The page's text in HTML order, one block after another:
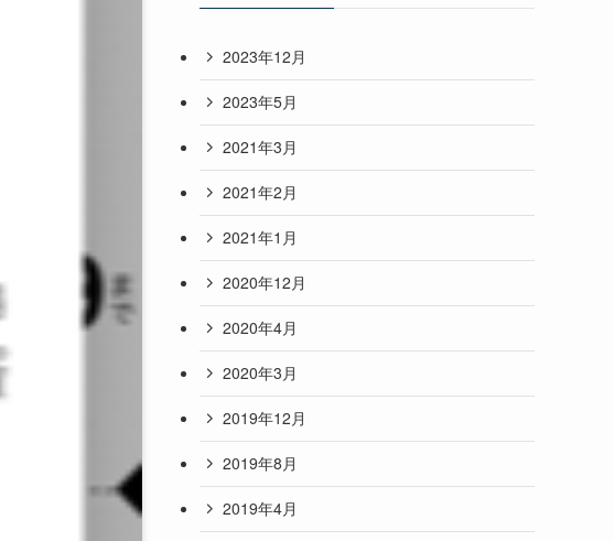
2023年12月
2023年5月
2021年3月
2021年2月
2021年1月
2020年12月
2020年4月
2020年3月
2019年12月
2019年8月
2019年4月